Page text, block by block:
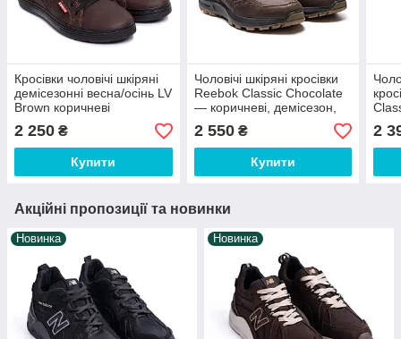
Кросівки чоловічі шкіряні
демісезонні весна/осінь LV
Brown коричневі
2 250 ₴
Купити
Чоловічі шкіряні кросівки
Reebok Classic Chocolate
— коричневі, демісезон,
весна/осінь
2 550₴
Купити
2
Акційні пропозиції та новинки
Новинка Новинка